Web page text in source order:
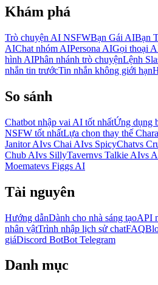
Khám phá
Trò chuyện AI NSFWBạn Gái AIBạn
AIChat nhóm AIPersona AIGọi thoại
hình AIPhân nhánh trò chuyệnLệnh
nhắn tin trướcTin nhắn không giới hạn
So sánh
Chatbot nhập vai AI tốt nhấtỨng dụng
NSFW tốt nhấtLựa chọn thay thế
Janitor AIvs Chai AIvs SpicyChatvs
Chub AIvs SillyTavernvs Talkie AIvs
Moematevs Figgs AI
Tài nguyên
Hướng dẫnDành cho nhà sáng tạoAPI
nhân vậtTrình nhập lịch sử chatFAQ
giáDiscord BotBot Telegram
Danh mục